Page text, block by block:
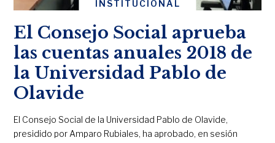
INSTITUCIONAL
El Consejo Social aprueba
las cuentas anuales 2018 de
la Universidad Pablo de
Olavide
El Consejo Social de la Universidad Pablo de Olavide,
presidido por Amparo Rubiales, ha aprobado, en sesión